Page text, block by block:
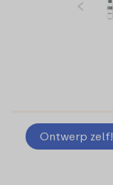
Ontwerp zelf!